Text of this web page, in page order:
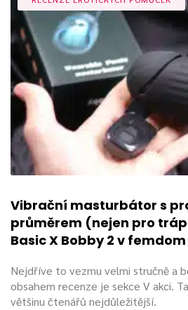
Vibrační masturbátor s
průměrem (nejen pro
Basic X Bobby 2 v femdom
Nejdříve to vezmu velmi stručně a
obsahem recenze je sekce V akci.
většinu čtenářů nejdůležitější.